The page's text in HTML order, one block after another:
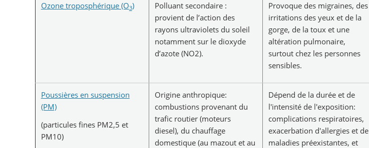
Ozone troposphérique (O3)
Polluant secondaire :
provient de l’action des
rayons ultraviolets du soleil
notamment sur le dioxyde
d’azote (NO2).
Provoque des migraines, des
irritations des yeux et de la
gorge, de la toux et une
altération pulmonaire,
surtout chez les personnes
sensibles.
Poussières en suspension
(PM)
(particules fines PM2,5 et
PM10)
Origine anthropique:
combustions provenant du
trafic routier (moteurs
diesel), du chauffage
domestique (au mazout et au
Dépend de la durée et de
l'intensité de l'exposition:
complications respiratoires,
exacerbation d'allergies et de
maladies préexistantes, et